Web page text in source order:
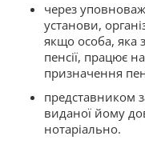
через
установи,
якщо особа, яка
пенсії, працює
призначення
представником
виданої йому
нотаріально.